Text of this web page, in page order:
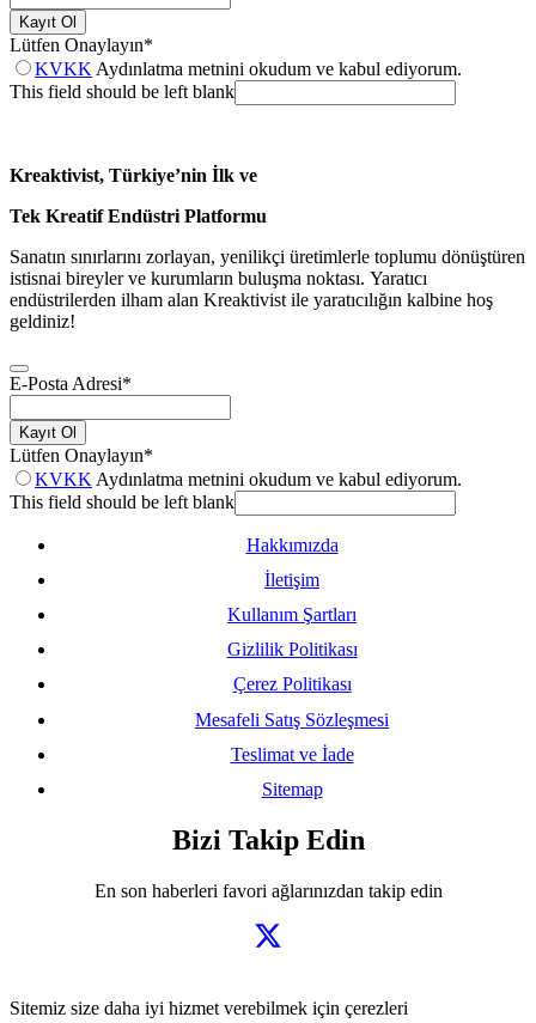
Kayıt Ol
Lütfen Onaylayın*
KVKK Aydınlatma metnini okudum ve kabul ediyorum.
This field should be left blank
Kreaktivist, Türkiye’nin İlk ve
Tek Kreatif Endüstri Platformu
Sanatın sınırlarını zorlayan, yenilikçi üretimlerle toplumu dönüştüren
istisnai bireyler ve kurumların buluşma noktası. Yaratıcı
endüstrilerden ilham alan Kreaktivist ile yaratıcılığın kalbine hoş
geldiniz!
E-Posta Adresi*
Kayıt Ol
Lütfen Onaylayın*
KVKK Aydınlatma metnini okudum ve kabul ediyorum.
This field should be left blank
Hakkımızda
İletişim
Kullanım Şartları
Gizlilik Politikası
Çerez Politikası
Mesafeli Satış Sözleşmesi
Teslimat ve İade
Sitemap
Bizi Takip Edin
En son haberleri favori ağlarınızdan takip edin
Sitemiz size daha iyi hizmet verebilmek için çerezleri